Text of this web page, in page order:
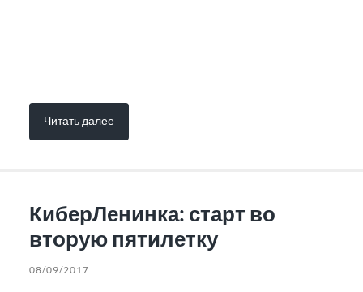
Читать далее
КиберЛенинка: старт во
вторую пятилетку
08/09/2017